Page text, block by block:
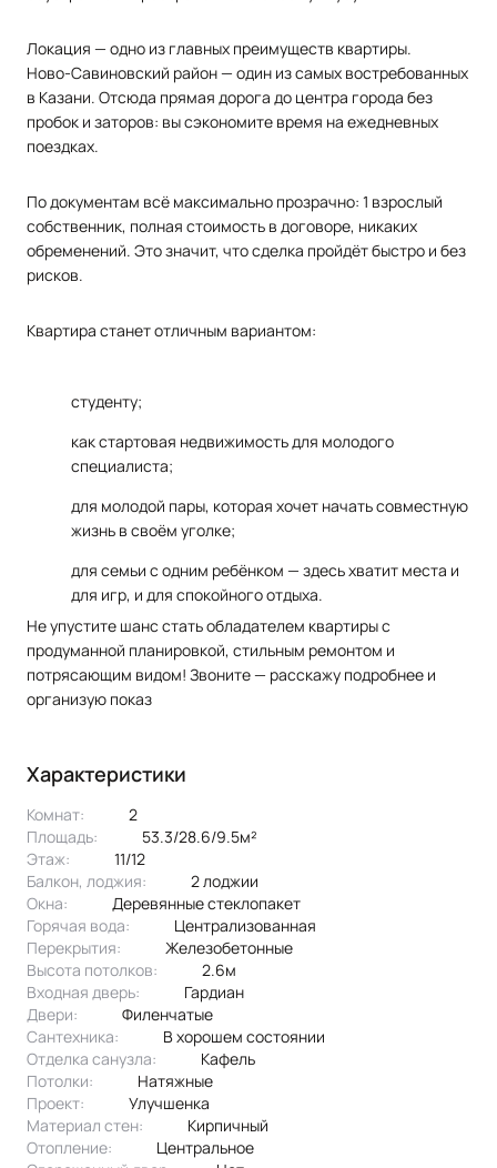
Локация — одно из главных преимуществ квартиры.
Ново‑Савиновский район— один изсамых востребованных
в Казани. Отсюда прямая дорога до центра города без
пробок и заторов: высэкономите время на ежедневных
поездках.
Подокументам всё максимально прозрачно: 1 взрослый
собственник, полная стоимость в договоре, никаких
обременений. Этозначит, чтосделка пройдётбыстро и без
рисков.
Квартира станетотличным вариантом:
студенту;
какстартовая недвижимостьдля молодого
специалиста;
для молодой пары, которая хочет начатьсовместную
жизнь в своём уголке;
для семьи с одним ребёнком — здесьхватит места и
для игр, и для спокойногоотдыха.
Неупустите шанс статьобладателем квартирыс
продуманной планировкой, стильным ремонтом и
потрясающим видом! Звоните— расскажу подробнее и
организую показ
Характеристики
Комнат:
2
Площадь:
53.3/28.6/9.5м²
Этаж:
11/12
Балкон, лоджия:
2 лоджии
Окна:
деревянные стеклопакет
Горячая вода:
централизованная
Перекрытия:
железобетонные
Высота потолков:
2.6м
Входная дверь:
Гардиан
Двери:
филенчатые
Сантехника:
в хорошем состоянии
Отделка санузла:
кафель
Потолки:
натяжные
Проект:
улучшенка
Материал стен:
Кирпичный
Отопление:
центральное